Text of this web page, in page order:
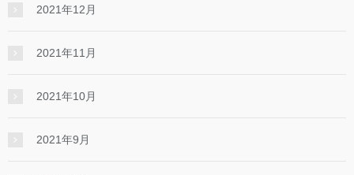
2021年12月
2021年11月
2021年10月
2021年9月